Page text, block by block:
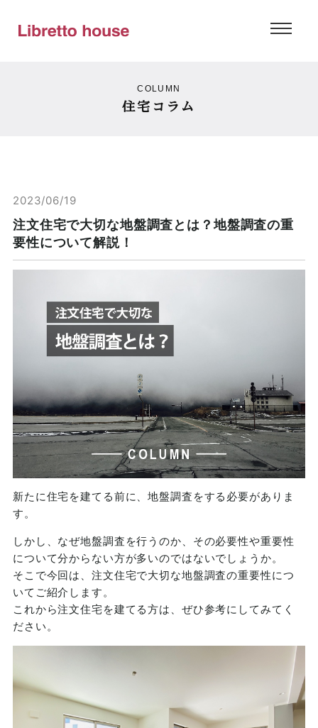
COLUMN
住宅コラム
2023/06/19
注文住宅で大切な地盤調査とは？地盤調査の重
要性について解説！
新たに住宅を建てる前に、地盤調査をする必要がありま
す。
しかし、なぜ地盤調査を行うのか、その必要性や重要性
について分からない方が多いのではないでしょうか。
そこで今回は、注文住宅で大切な地盤調査の重要性につ
いてご紹介します。
これから注文住宅を建てる方は、ぜひ参考にしてみてく
ださい。